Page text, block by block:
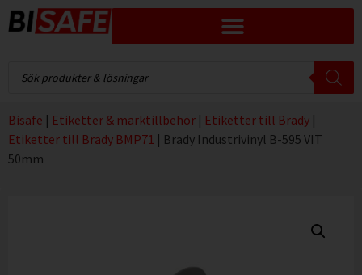
Bisafe | Etiketter & märktillbehör | Etiketter till Brady |
Etiketter till Brady BMP71 | Brady Industrivinyl B-595 VIT
50mm